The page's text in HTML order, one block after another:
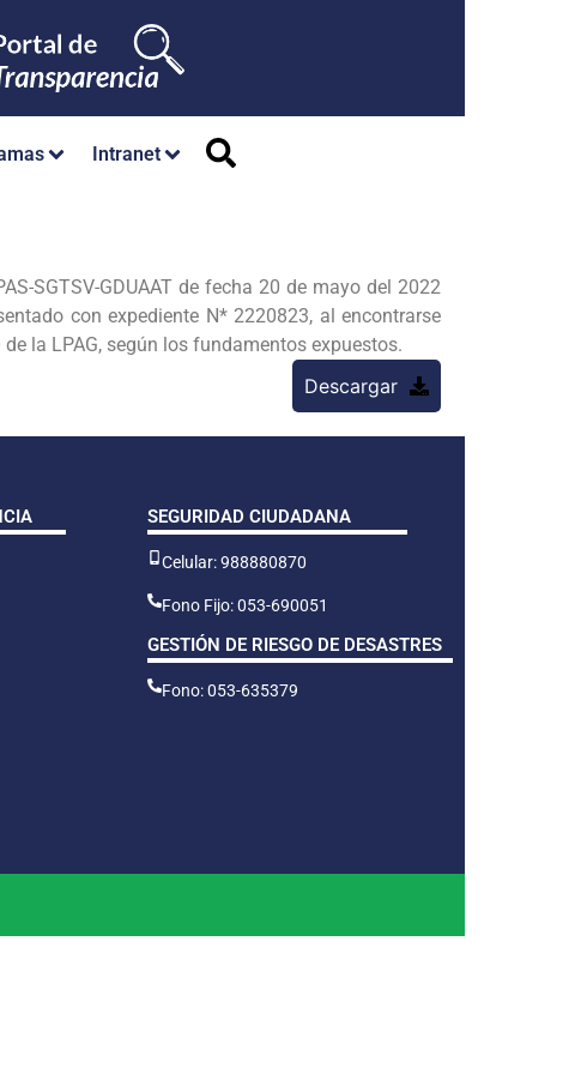
Intranet
SGTSV-GDUAAT de fecha 20 de mayo del 2022
con expediente N* 2220823, al encontrarse
la LPAG, según los fundamentos expuestos.
Descargar
SEGURIDAD CIUDADANA
Celular: 988880870
Fono Fijo: 053-690051
GESTIÓN DE RIESGO DE DESASTRES
Fono: 053-635379